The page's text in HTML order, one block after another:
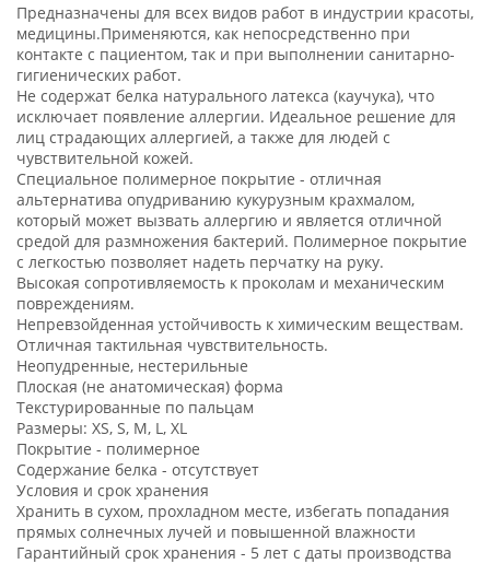
Предназначены для всех видов работ в индустрии красоты,
медицины.Применяются, как непосредственно при
контакте с пациентом, так и при выполнении санитарно-
гигиенических работ.
Не содержат белка натурального латекса (каучука), что
исключает появление аллергии. Идеальное решение для
лиц страдающих аллергией, а также для людей с
чувствительной кожей.
Специальное полимерное покрытие - отличная
альтернатива опудриванию кукурузным крахмалом,
который может вызвать аллергию и является отличной
средой для размножения бактерий. Полимерное покрытие
с легкостью позволяет надеть перчатку на руку.
Высокая сопротивляемость к проколам и механическим
повреждениям.
Непревзойденная устойчивость к химическим веществам.
Отличная тактильная чувствительность.
Неопудренные, нестерильные
Плоская (не анатомическая) форма
Текстурированные по пальцам
Размеры: XS, S, М, L, XL
Покрытие - полимерное
Содержание белка - отсутствует
Условия и срок хранения
Хранить в сухом, прохладном месте, избегать попадания
прямых солнечных лучей и повышенной влажности
Гарантийный срок хранения - 5 лет с даты производства